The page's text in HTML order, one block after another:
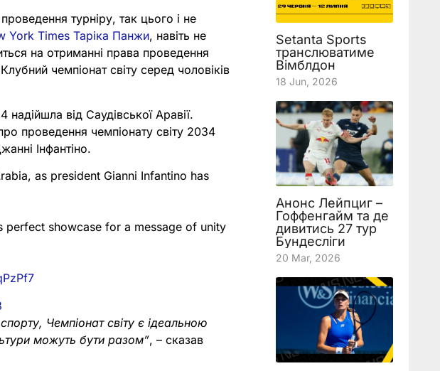
турніру, так цього і не
York Times Таріка Панжи, навіть не
на отриманні права проведення
чемпіонат світу серед чоловіків
від Саудівської Аравії.
проведення чемпіонату світу 2034
Інфантіно.
as president Gianni Infantino has
perfect showcase for a message of unity
Чемпіонат світу є ідеальною
можуть бути разом”, – сказав
Setanta Sports
транслюватиме
Вімблдон
18 Jun, 2026
Анонс Лейпциг –
Гоффенгайм та де
дивитись 27 тур
Бундесліги
20 Mar, 2026